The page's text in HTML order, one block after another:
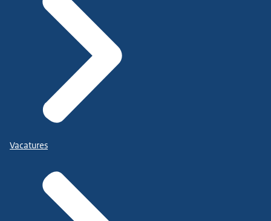
Vacatures